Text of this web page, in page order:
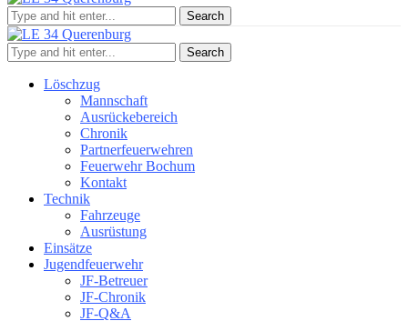
Search
Search
Löschzug
Mannschaft
Ausrückebereich
Chronik
Partnerfeuerwehren
Feuerwehr Bochum
Kontakt
Technik
Fahrzeuge
Ausrüstung
Einsätze
Jugendfeuerwehr
JF-Betreuer
JF-Chronik
JF-Q&A